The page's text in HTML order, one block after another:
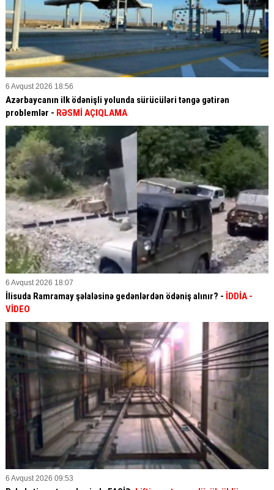
6 Avqust 2026 18:56
Azərbaycanın ilk ödənişli yolunda sürücüləri təngə gətirən
problemlər - RƏSMİ AÇIQLAMA
6 Avqust 2026 18:07
İlisuda Ramramay şəlaləsinə gedənlərdən ödəniş alınır? - İDDİA -
VİDEO
6 Avqust 2026 09:53